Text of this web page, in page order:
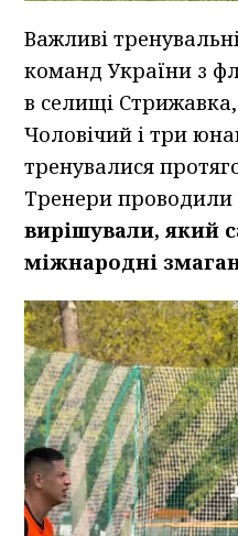
Важливі
команд України з
в селищі
Чоловічий і три
тренувалися
Тренери проводили
вирішували, який
міжнародні